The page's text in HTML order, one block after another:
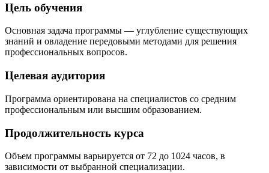
Цель обучения
Основная задача программы — углубление существующих
знаний и овладение передовыми методами для решения
профессиональных вопросов.
Целевая аудитория
Программа ориентирована на специалистов со средним
профессиональным или высшим образованием.
Продолжительность курса
Объем программы варьируется от 72 до 1024 часов, в
зависимости от выбранной специализации.